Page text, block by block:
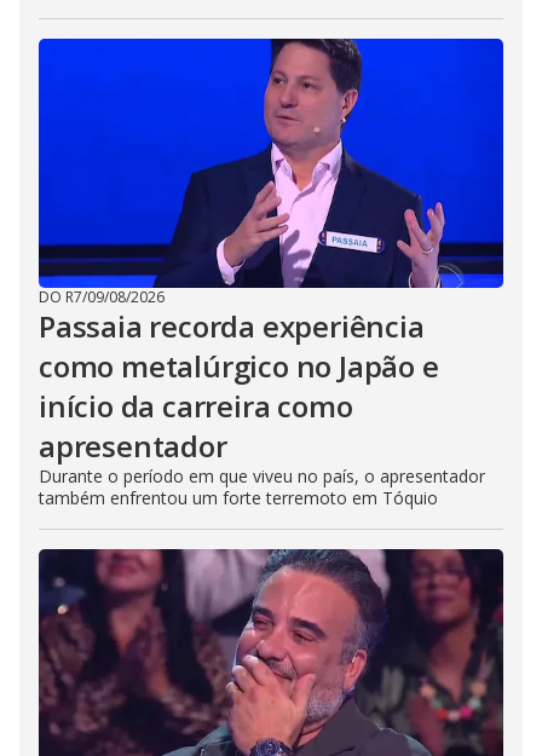
DO R7/09/08/2026
Passaia recorda experiência
como metalúrgico no Japão e
início da carreira como
apresentador
Durante o período em que viveu no país, o apresentador
também enfrentou um forte terremoto em Tóquio